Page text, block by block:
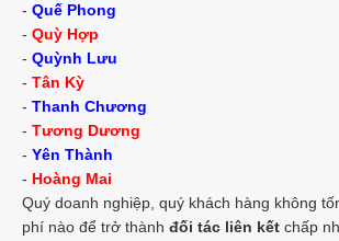
- Quế Phong
- Quỳ Hợp
- Quỳnh Lưu
- Tân Kỳ
- Thanh Chương
- Tương Dương
- Yên Thành
- Hoàng Mai
Quý doanh nghiệp, quý khách hàng không
phí nào để trở thành đối tác liên kết chấp